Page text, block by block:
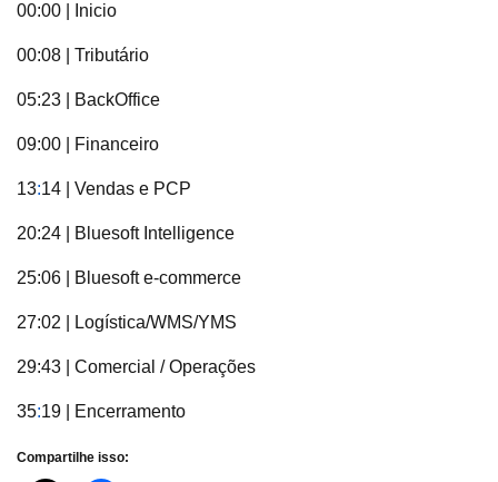
00:00 | Inicio
00:08 | Tributário
05:23 | BackOffice
09:00 | Financeiro
13:14 | Vendas e PCP
20:24 | Bluesoft Intelligence
25:06 | Bluesoft e-commerce
27:02 | Logística/WMS/YMS
29:43 | Comercial / Operações
35:19 | Encerramento
Compartilhe isso: